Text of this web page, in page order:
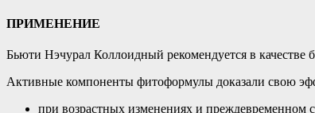
ПРИМЕНЕНИЕ
Бьюти Нэчурал Коллоидный рекомендуется в
Активные компоненты фитоформулы доказали свою
при возрастных изменениях и преждевременном